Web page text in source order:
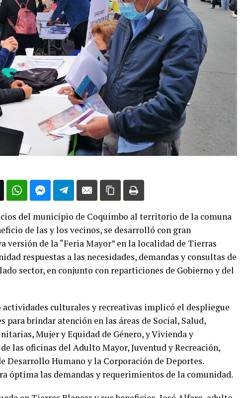
del municipio de Coquimbo al territorio de la comuna
de las y los vecinos, se desarrolló con gran
versión de la “Feria Mayor” en la localidad de Tierras
respuestas a las necesidades, demandas y consultas de
sector, en conjunto con reparticiones de Gobierno y del
culturales y recreativas implicó el despliegue
brindar atención en las áreas de Social, Salud,
Mujer y Equidad de Género, y Vivienda y
las oficinas del Adulto Mayor, Juventud y Recreación,
Desarrollo Humano y la Corporación de Deportes.
óptima las demandas y requerimientos de la comunidad.